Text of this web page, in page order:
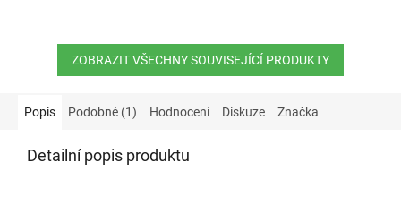
ZOBRAZIT VŠECHNY SOUVISEJÍCÍ PRODUKTY
Popis Podobné (1) Hodnocení Diskuze Značka
Detailní popis produktu